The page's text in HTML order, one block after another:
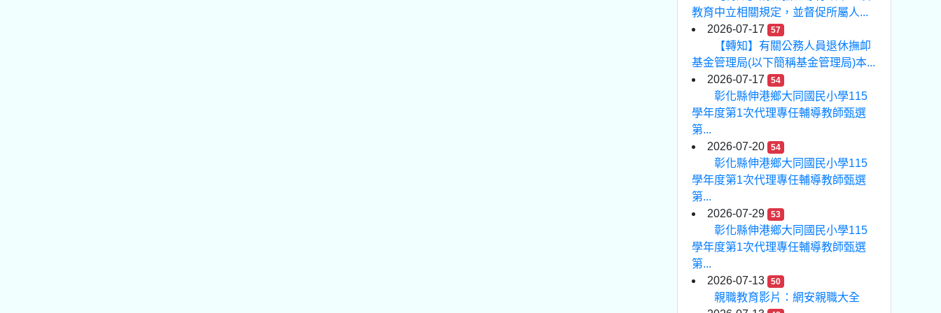
教育中立相關規定，並督促所屬人...
2026-07-17
57
【轉知】有關公務人員退休撫卹
基金管理局(以下簡稱基金管理局)本...
2026-07-17
54
彰化縣伸港鄉大同國民小學115
學年度第1次代理專任輔導教師甄選
第...
2026-07-20
54
彰化縣伸港鄉大同國民小學115
學年度第1次代理專任輔導教師甄選
第...
2026-07-29
53
彰化縣伸港鄉大同國民小學115
學年度第1次代理專任輔導教師甄選
第...
2026-07-13
50
親職教育影片：網安親職大全